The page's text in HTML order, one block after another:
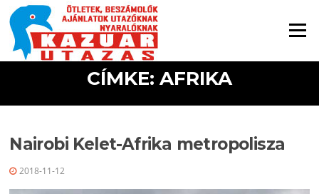
Ugrás a tartalomra
Menü
CÍMKE: AFRIKA
Nairobi Kelet-Afrika metropolisza
2018-11-12